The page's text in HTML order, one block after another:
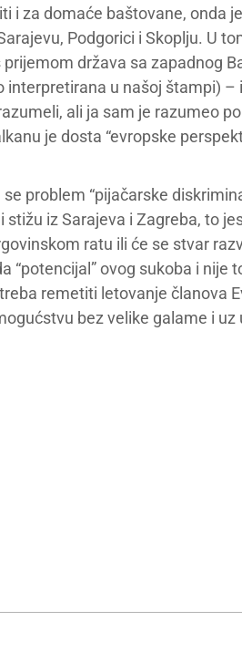
i za domaće baštovane, onda
Podgorici i Skoplju. U
država sa zapadnog
interpretirana u našoj štampi)
ali ja sam je razumeo
je dosta “evropske
problem “pijačarske
iz Sarajeva i Zagreba, to
ratu ili će se stvar
“potencijal” ovog sukoba i nije
remetiti letovanje članova
bez velike galame i